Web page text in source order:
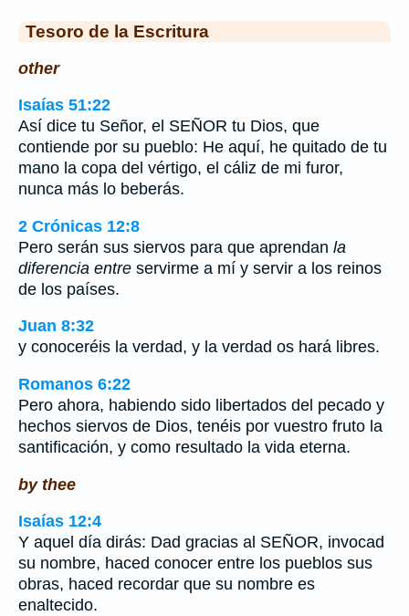
Tesoro de la Escritura
other
Isaías 51:22
Así dice tu Señor, el SEÑOR tu Dios, que
contiende por su pueblo: He aquí, he quitado de tu
mano la copa del vértigo, el cáliz de mi furor,
nunca más lo beberás.
2 Crónicas 12:8
Pero serán sus siervos para que aprendan la
diferencia entre servirme a mí y servir a los reinos
de los países.
Juan 8:32
y conoceréis la verdad, y la verdad os hará libres.
Romanos 6:22
Pero ahora, habiendo sido libertados del pecado y
hechos siervos de Dios, tenéis por vuestro fruto la
santificación, y como resultado la vida eterna.
by thee
Isaías 12:4
Y aquel día dirás: Dad gracias al SEÑOR, invocad
su nombre, haced conocer entre los pueblos sus
obras, haced recordar que su nombre es
enaltecido.